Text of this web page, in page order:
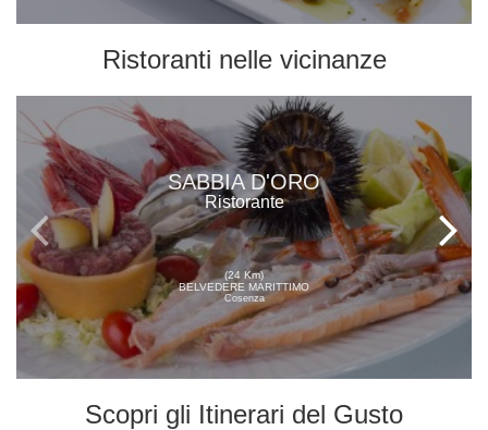
Ristoranti nelle vicinanze
SABBIA D'ORO
Ristorante
(24 Km)
BELVEDERE MARITTIMO
Cosenza
Scopri gli Itinerari del Gusto